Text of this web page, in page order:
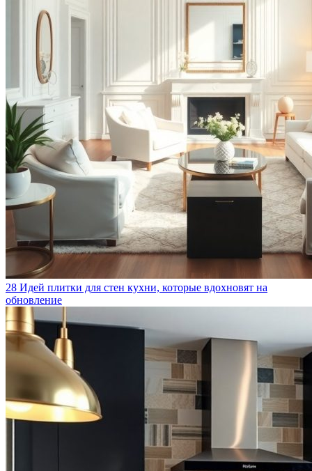
28 Идей плитки для стен кухни, которые вдохновят на
обновление